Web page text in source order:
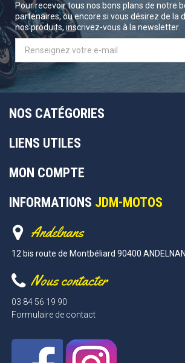
Pour recevoir tous nos bons plans de notre
partenaires, ou encore si vous désirez de la
nos produits, inscrivez-vous à la newsletter.
NOS CATÉGORIES
LIENS UTILES
MON COMPTE
INFORMATIONS JDM-MOTOS
Andelnans
12 bis route de Montbéliard 90400
Nous contacter
03 84 56 19 90
Formulaire de contact